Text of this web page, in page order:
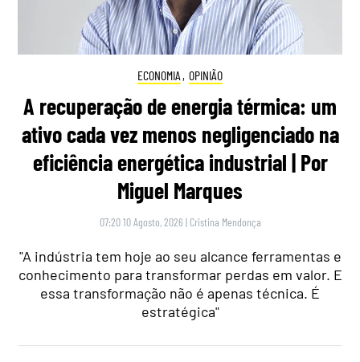
ECONOMIA , OPINIÃO
A recuperação de energia térmica: um
ativo cada vez menos negligenciado na
eficiência energética industrial | Por
Miguel Marques
07:20 10 Agosto, 2026 | Cristina Mendonça
"A indústria tem hoje ao seu alcance ferramentas e
conhecimento para transformar perdas em valor. E
essa transformação não é apenas técnica. É
estratégica"